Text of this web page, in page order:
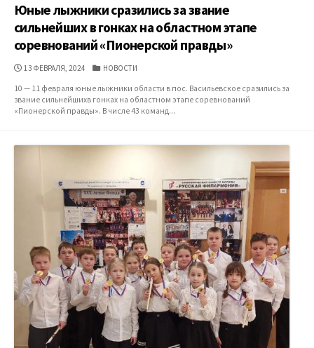
Юные лыжники сразились за звание
сильнейших в гонках на областном этапе
соревнований «Пионерской правды»
ДАТА
13 ФЕВРАЛЯ, 2024 КАТЕГОРИИ
НОВОСТИ
10 — 11 февраля юные лыжники области в пос. Васильевское сразились за
звание сильнейшихв гонках на областном этапе соревнований
«Пионерской правды». В числе 43 команд...